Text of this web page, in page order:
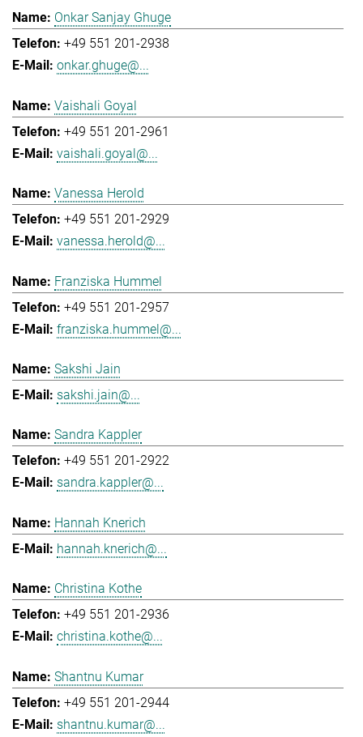
Onkar Sanjay Ghuge
+49 551 201-2938
onkar.ghuge@...
Vaishali Goyal
+49 551 201-2961
vaishali.goyal@...
Vanessa Herold
+49 551 201-2929
vanessa.herold@...
Franziska Hummel
+49 551 201-2957
franziska.hummel@...
Sakshi Jain
sakshi.jain@...
Sandra Kappler
+49 551 201-2922
sandra.kappler@...
Hannah Knerich
hannah.knerich@...
Christina Kothe
+49 551 201-2936
christina.kothe@...
Shantnu Kumar
+49 551 201-2944
shantnu.kumar@...